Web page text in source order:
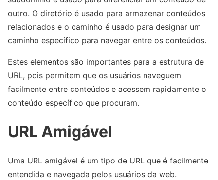
outro. O diretório é usado para armazenar conteúdos
relacionados e o caminho é usado para designar um
caminho específico para navegar entre os conteúdos.
Estes elementos são importantes para a estrutura de
URL, pois permitem que os usuários naveguem
facilmente entre conteúdos e acessem rapidamente o
conteúdo específico que procuram.
URL Amigável
Uma URL amigável é um tipo de URL que é facilmente
entendida e navegada pelos usuários da web.